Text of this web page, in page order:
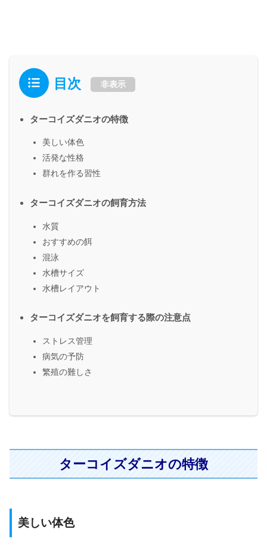
目次 非表示
ターコイズダニオの特徴
美しい体色
活発な性格
群れを作る習性
ターコイズダニオの飼育方法
水質
おすすめの餌
混泳
水槽サイズ
水槽レイアウト
ターコイズダニオを飼育する際の注意点
ストレス管理
病気の予防
繁殖の難しさ
ターコイズダニオの特徴
美しい体色